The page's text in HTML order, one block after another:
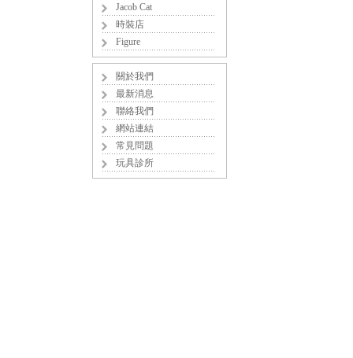
Jacob Cat
時裝店
Figure
關於我們
最新消息
聯絡我們
網站連結
常見問題
玩具診所